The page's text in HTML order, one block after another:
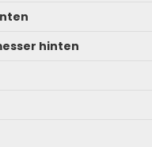
hinten